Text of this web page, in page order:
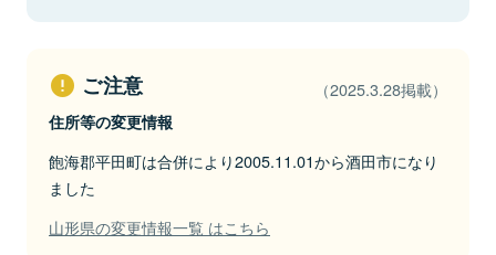
ご注意 （2025.3.28掲載）
住所等の変更情報
飽海郡平田町は合併により2005.11.01から酒田市になり
ました
山形県の変更情報一覧 はこちら